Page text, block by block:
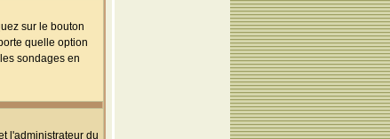
sur le bouton
quelle option
sondages en
l'administrateur du